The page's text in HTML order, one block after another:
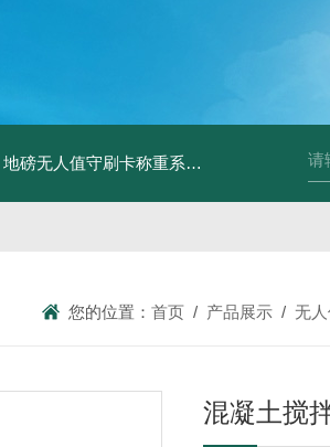
地磅无人值守刷卡称重系统 SCS食品厂不
您的位置：首页 / 产品展示 /无
混凝土搅